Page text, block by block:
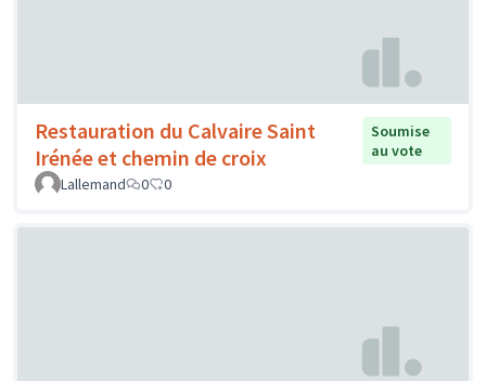
Restauration du Calvaire Saint
Irénée et chemin de croix
Soumise
au vote
Lallemand
0 0